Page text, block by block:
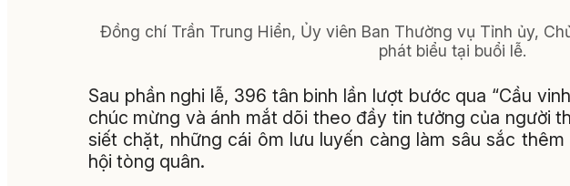
Đồng chí Trần Trung Hiển, Ủy viên Ban Thường vụ Tỉnh ủy,
phát biểu tại buổi lễ.
Sau phần nghi lễ, 396 tân binh lần lượt bước qua “Cầu
chúc mừng và ánh mắt dõi theo đầy tin tưởng của người
siết chặt, những cái ôm lưu luyến càng làm sâu sắc
hội tòng quân.